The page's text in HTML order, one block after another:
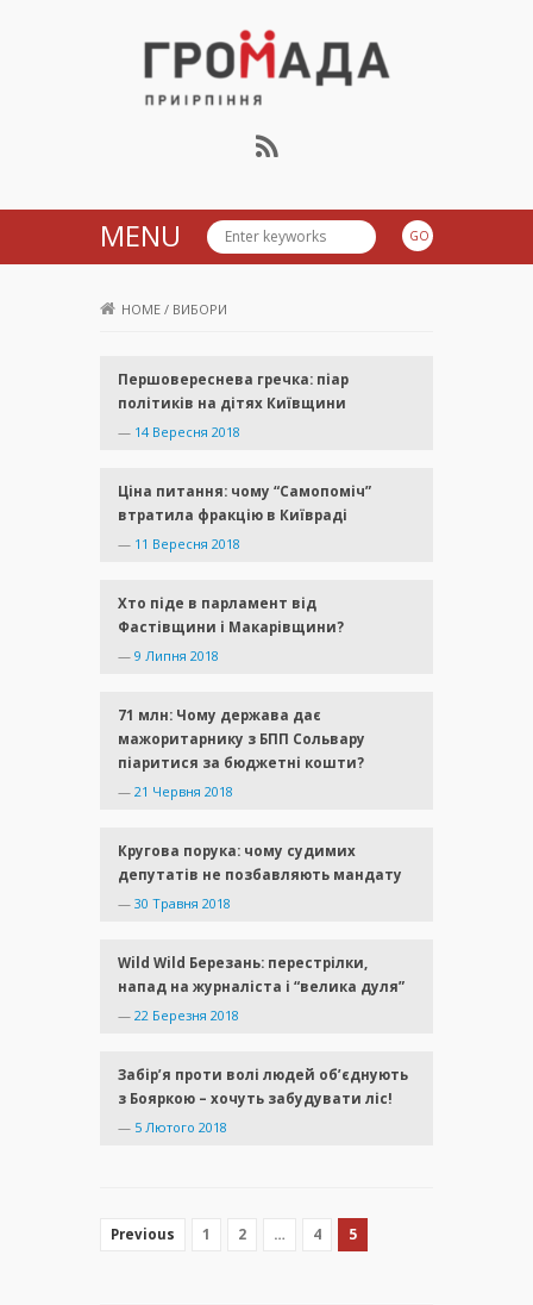
Громада Приірпіння
MENU
HOME / ВИБОРИ
Першовереснева гречка: піар
політиків на дітях Київщини
— 14 Вересня 2018
Ціна питання: чому “Самопоміч”
втратила фракцію в Київраді
— 11 Вересня 2018
Хто піде в парламент від
Фастівщини і Макарівщини?
— 9 Липня 2018
71 млн: Чому держава дає
мажоритарнику з БПП Сольвару
піаритися за бюджетні кошти?
— 21 Червня 2018
Кругова порука: чому судимих
депутатів не позбавляють мандату
— 30 Травня 2018
Wild Wild Березань: перестрілки,
напад на журналіста і “велика дуля”
— 22 Березня 2018
Забір’я проти волі людей об’єднують
з Бояркою – хочуть забудувати ліс!
— 5 Лютого 2018
Previous 1 2 … 4 5